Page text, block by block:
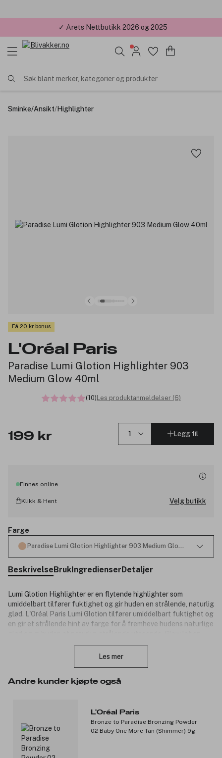
✓ Årets Nettbutikk 2026 og 2025
Søk blant merker, kategorier og produkter
Sminke/Ansikt/Highlighter
Få 20 kr bonus
L'Oréal Paris
Paradise Lumi Glotion Highlighter 903
Medium Glow 40ml
(10)Les produktanmeldelser (6)
199 kr Legg til
Finnes online
Klikk & Hent Velg butikk
Farge
Paradise Lumi Glotion Highlighter 903 Medium Glow 40ml
BeskrivelseBrukIngredienserDetaljer
Lumi Glotion Highlighter er en flytende highlighter som
umiddelbart tilfører fuktighet og gir huden en strålende, naturlig
glød. L'Oréal Paris Lumi Glotion tilfører umiddelbart fuktighet og
en gir et strålende hint av farge for å fremheve hudens naturlige
fukt*. Formelen er dessuten uten parfyme, velegnet til sensitiv
Multianvendelig ansiktsprodukt
Fuktighetsgivende formel
Velegnet til sensitiv hud 3 måter å bruke Lumi Glotion:
Bruk den alene for å gi ansiktet vakker glød.
Påfør under makeup for å gi nedtonet glød og et
Les mer
Andre kunder kjøpte også
L'Oréal Paris
Bronze to Paradise Bronzing Powder
02 Baby One More Tan (Shimmer) 9g